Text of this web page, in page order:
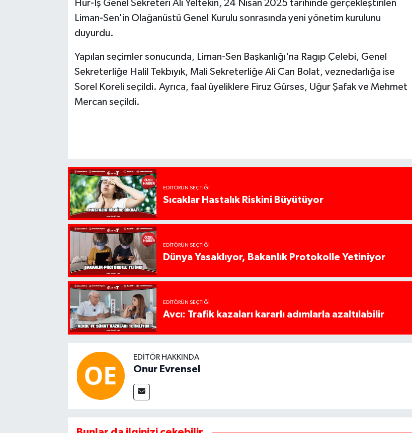
Hür-İş Genel Sekreteri Ali Yeltekin, 24 Nisan 2025 tarihinde gerçekleştirilen
Liman-Sen'in Olağanüstü Genel Kurulu sonrasında yeni yönetim kurulunu
duyurdu.
Yapılan seçimler sonucunda, Liman-Sen Başkanlığı'na Ragıp Çelebi, Genel
Sekreterliğe Halil Tekbıyık, Mali Sekreterliğe Ali Can Bolat, veznedarlığa ise
Sorel Koreli seçildi. Ayrıca, faal üyeliklere Firuz Gürses, Uğur Şafak ve Mehmet
Mercan seçildi.
EDITÖRÜN SEÇTIĞI
Sıcaklar Hastalık Riskini Büyütüyor
EDITÖRÜN SEÇTIĞI
Dünya Yasaklıyor, Bakanlık Protokolle Yetiniyor
EDITÖRÜN SEÇTIĞI
Avcı: Trafik kazaları kararlı adımlarla azaltılabilir
EDITÖR HAKKINDA
Onur Evrensel